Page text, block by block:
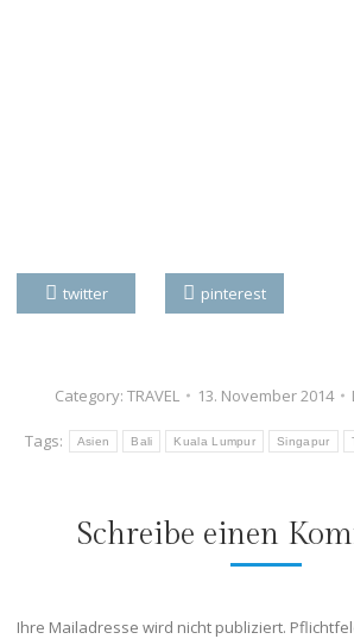
twitter pinterest
Category: TRAVEL 13. November 2014
Tags: Asien Bali Kuala Lumpur Singapur
Schreibe einen
Ihre Mailadresse wird nicht publiziert.